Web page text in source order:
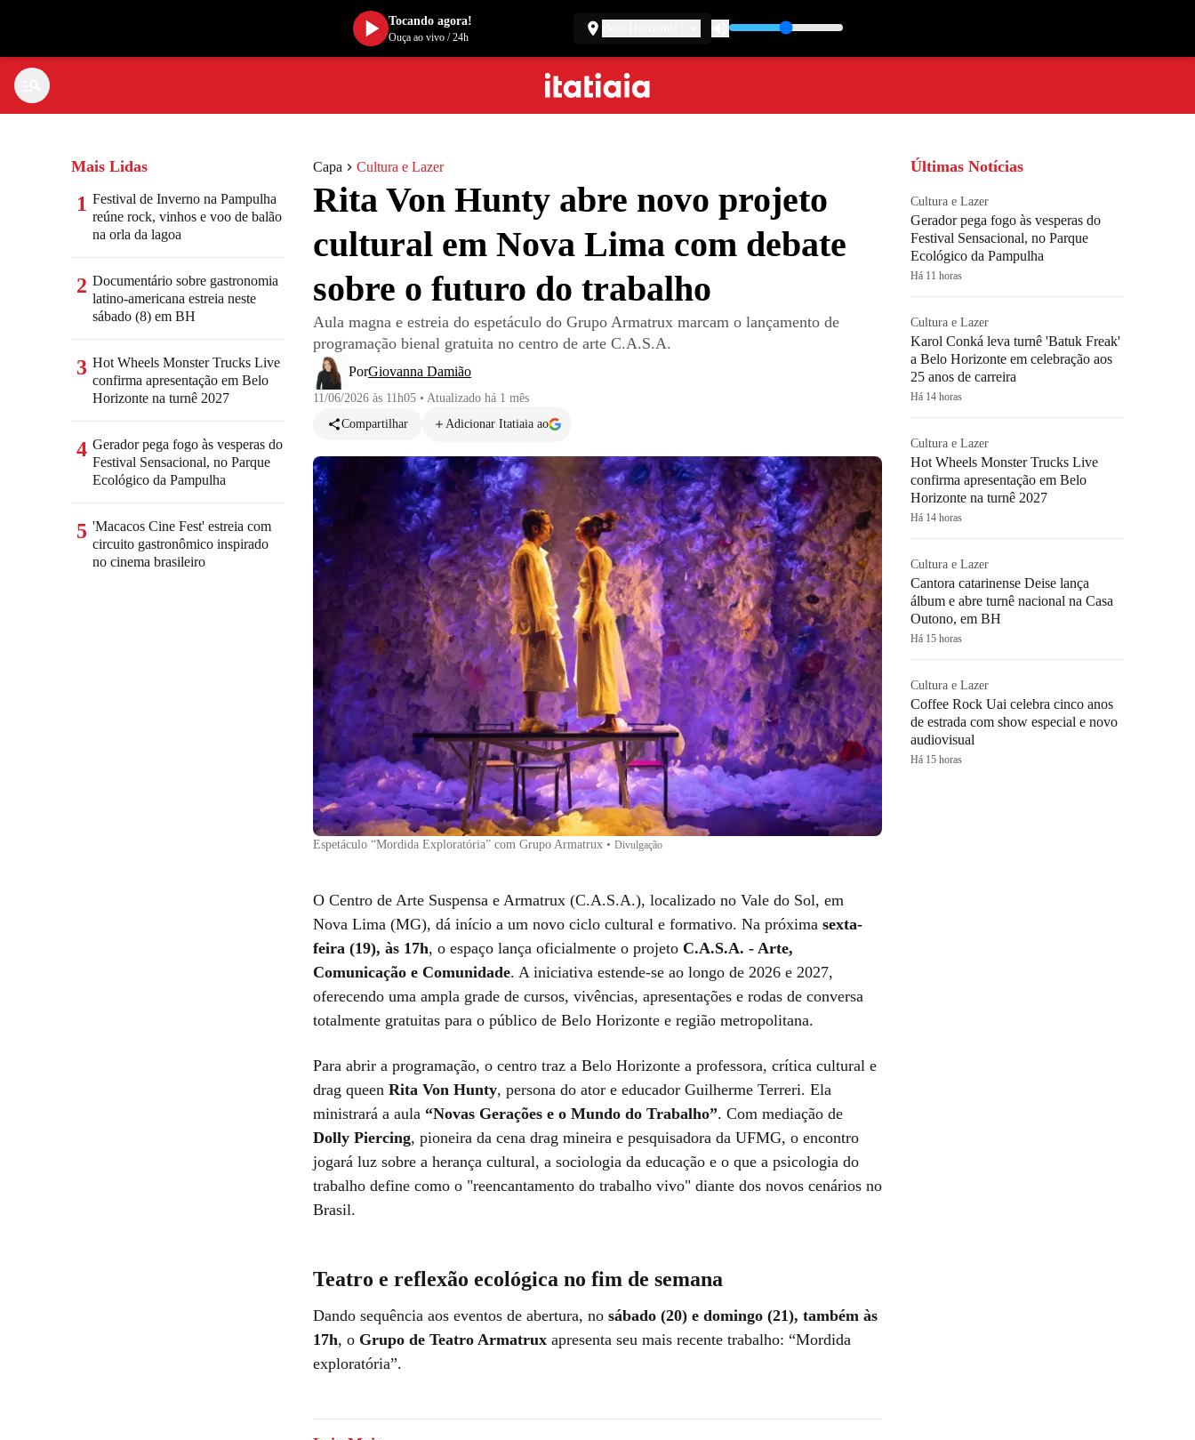
Capa Cultura e Lazer
Rita Von Hunty abre novo projeto
cultural em Nova Lima com debate
sobre o futuro do trabalho
Aula magna e estreia do espetáculo do Grupo Armatrux marcam o lançamento de
programação bienal gratuita no centro de arte C.A.S.A.
PorGiovanna Damião
11/06/2026 às 11h05 • Atualizado há 1 mês
Compartilhar
Adicionar Itatiaia ao
Espetáculo “Mordida Exploratória” com Grupo Armatrux • Divulgação
O Centro de Arte Suspensa e Armatrux (C.A.S.A.), localizado no Vale do Sol, em
Nova Lima (MG), dá início a um novo ciclo cultural e formativo. Na próxima sexta-
feira (19), às 17h, o espaço lança oficialmente o projeto C.A.S.A. - Arte,
Comunicação e Comunidade. A iniciativa estende-se ao longo de 2026 e 2027,
oferecendo uma ampla grade de cursos, vivências, apresentações e rodas de conversa
totalmente gratuitas para o público de Belo Horizonte e região metropolitana.
Para abrir a programação, o centro traz a Belo Horizonte a professora, crítica cultural e
drag queen Rita Von Hunty, persona do ator e educador Guilherme Terreri. Ela
ministrará a aula “Novas Gerações e o Mundo do Trabalho”. Com mediação de
Dolly Piercing, pioneira da cena drag mineira e pesquisadora da UFMG, o encontro
jogará luz sobre a herança cultural, a sociologia da educação e o que a psicologia do
trabalho define como o "reencantamento do trabalho vivo" diante dos novos cenários no
Brasil.
Teatro e reflexão ecológica no fim de semana
Dando sequência aos eventos de abertura, no sábado (20) e domingo (21), também às
17h, o Grupo de Teatro Armatrux apresenta seu mais recente trabalho: “Mordida
exploratória”.
Mais Lidas
1 Festival de Inverno na Pampulha
reúne rock, vinhos e voo de balão
na orla da lagoa
2 Documentário sobre gastronomia
latino-americana estreia neste
sábado (8) em BH
3 Hot Wheels Monster Trucks Live
confirma apresentação em Belo
Horizonte na turnê 2027
4 Gerador pega fogo às vesperas do
Festival Sensacional, no Parque
Ecológico da Pampulha
5 'Macacos Cine Fest' estreia com
circuito gastronômico inspirado
no cinema brasileiro
Últimas Notícias
Cultura e Lazer
Gerador pega fogo às vesperas do
Festival Sensacional, no Parque
Ecológico da Pampulha
Há 11 horas
Cultura e Lazer
Karol Conká leva turnê 'Batuk Freak'
a Belo Horizonte em celebração aos
25 anos de carreira
Há 14 horas
Cultura e Lazer
Hot Wheels Monster Trucks Live
confirma apresentação em Belo
Horizonte na turnê 2027
Há 14 horas
Cultura e Lazer
Cantora catarinense Deise lança
álbum e abre turnê nacional na Casa
Outono, em BH
Há 15 horas
Cultura e Lazer
Coffee Rock Uai celebra cinco anos
de estrada com show especial e novo
audiovisual
Há 15 horas
Tocando agora!
Ouça ao vivo/24h